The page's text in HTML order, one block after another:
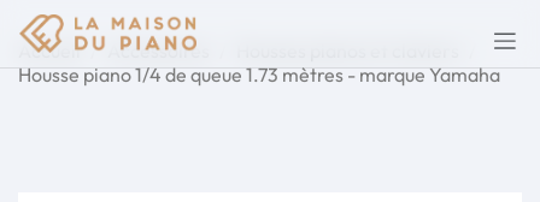
Accueil Accessoires
Housse piano 1/4 de queue 1.73 mètres - marque Yamaha